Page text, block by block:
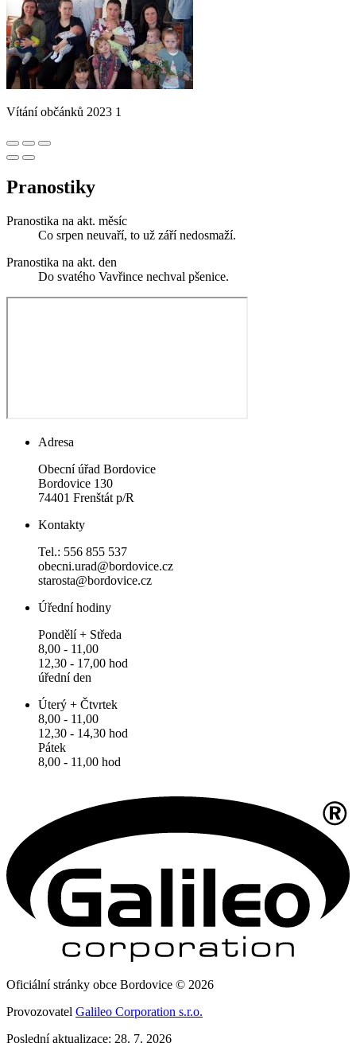
Vítání občánků 2023 1
Pranostiky
Pranostika na akt. měsíc
Co srpen neuvaří, to už září nedosmaží.
Pranostika na akt. den
Do svatého Vavřince nechval pšenice.
Adresa
Obecní úřad Bordovice
Bordovice 130
74401 Frenštát p/R
Kontakty
Tel.: 556 855 537
obecni.urad@bordovice.cz
starosta@bordovice.cz
Úřední hodiny
Pondělí + Středa
8,00 - 11,00
12,30 - 17,00 hod
úřední den
Úterý + Čtvrtek
8,00 - 11,00
12,30 - 14,30 hod
Pátek
8,00 - 11,00 hod
Oficiální stránky obce Bordovice © 2026
Provozovatel Galileo Corporation s.r.o.
Poslední aktualizace: 28. 7. 2026